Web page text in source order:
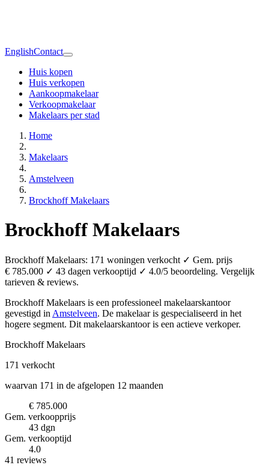
EnglishContact
Huis kopen
Huis verkopen
Aankoopmakelaar
Verkoopmakelaar
Makelaars per stad
Home
Makelaars
Amstelveen
Brockhoff Makelaars
Brockhoff Makelaars
Brockhoff Makelaars: 171 woningen verkocht ✓ Gem. prijs
€ 785.000 ✓ 43 dagen verkooptijd ✓ 4.0/5 beoordeling. Vergelijk
tarieven & reviews.
Brockhoff Makelaars is een professioneel makelaarskantoor
gevestigd in Amstelveen. De makelaar is gespecialiseerd in het
hogere segment. Dit makelaarskantoor is een actieve verkoper.
Brockhoff Makelaars
171 verkocht
waarvan 171 in de afgelopen 12 maanden
€ 785.000
Gem. verkoopprijs
43 dgn
Gem. verkooptijd
4.0
41 reviews